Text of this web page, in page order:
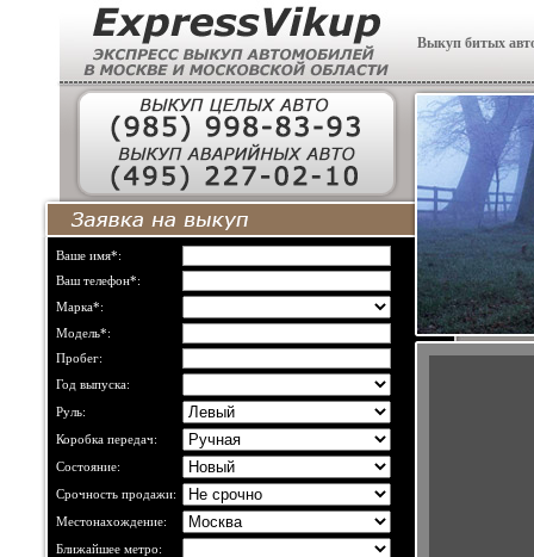
Выкуп битых
Ваше имя*:
Ваш телефон*:
Марка*:
Модель*:
Пробег:
Год выпуска:
Руль:
Коробка передач:
Состояние:
Срочность продажи:
Местонахождение:
Ближайшее метро: